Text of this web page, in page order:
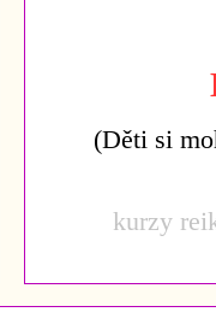
(Děti si
kurzy